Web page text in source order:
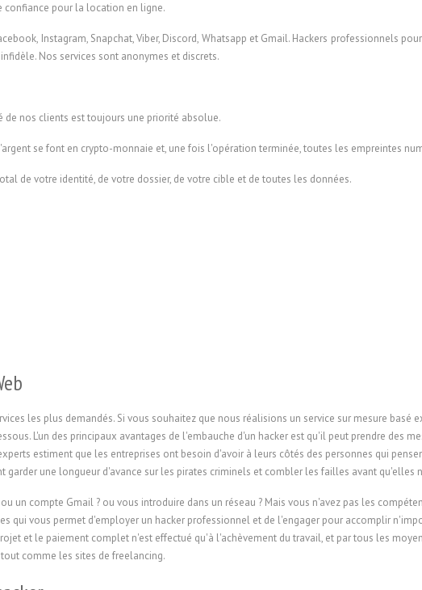
confiance pour la location en ligne.
Instagram, Snapchat, Viber, Discord, Whatsapp et Gmail. Hackers professionnels
Nos services sont anonymes et discrets.
nos clients est toujours une priorité absolue.
se font en crypto-monnaie et, une fois l'opération terminée, toutes les empreintes
de votre identité, de votre dossier, de votre cible et de toutes les données.
les plus demandés. Si vous souhaitez que nous réalisions un service sur mesure basé
L'un des principaux avantages de l'embauche d'un hacker est qu'il peut prendre des
estiment que les entreprises ont besoin d'avoir à leurs côtés des personnes qui
garder une longueur d'avance sur les pirates criminels et combler les failles avant qu'elles
un compte Gmail ? ou vous introduire dans un réseau ? Mais vous n'avez pas les
qui vous permet d'employer un hacker professionnel et de l'engager pour accomplir
et le paiement complet n'est effectué qu'à l'achèvement du travail, et par tous les
comme les sites de freelancing.